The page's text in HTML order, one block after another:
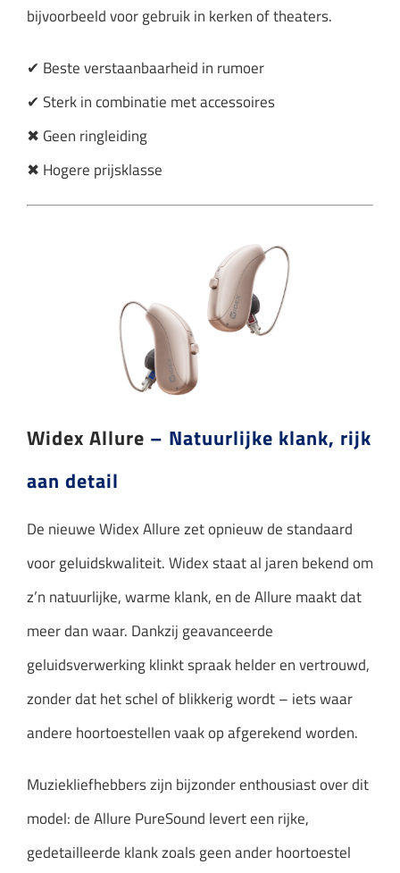
bijvoorbeeld voor gebruik in kerken of theaters.
✔ Beste verstaanbaarheid in rumoer
✔ Sterk in combinatie met accessoires
✖ Geen ringleiding
✖ Hogere prijsklasse
Widex Allure – Natuurlijke klank, rijk
aan detail
De nieuwe Widex Allure zet opnieuw de standaard
voor geluidskwaliteit. Widex staat al jaren bekend om
z’n natuurlijke, warme klank, en de Allure maakt dat
meer dan waar. Dankzij geavanceerde
geluidsverwerking klinkt spraak helder en vertrouwd,
zonder dat het schel of blikkerig wordt – iets waar
andere hoortoestellen vaak op afgerekend worden.
Muziekliefhebbers zijn bijzonder enthousiast over dit
model: de Allure PureSound levert een rijke,
gedetailleerde klank zoals geen ander hoortoestel